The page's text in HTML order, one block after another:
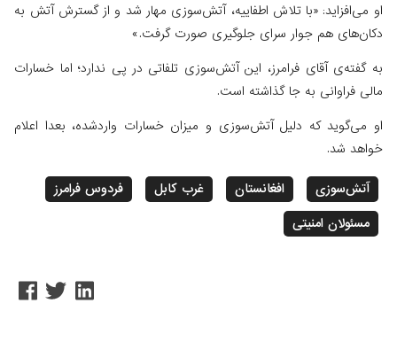
او می‌افزاید: «با تلاش اطفاییه، آتش‌سوزی مهار شد و از گسترش آتش به
دکان‌های هم جوار سرای جلوگیری صورت گرفت.»
به گفته‌ی آقای فرامرز، این آتش‌سوزی تلفاتی در پی ندارد؛ اما خسارات
مالی فراوانی به جا گذاشته است.
او می‌گوید که دلیل آتش‌سوزی و میزان خسارات واردشده، بعدا اعلام
خواهد شد.
آتش‌سوزی افغانستان غرب کابل
فردوس فرامرز
مسئولان امنیتی